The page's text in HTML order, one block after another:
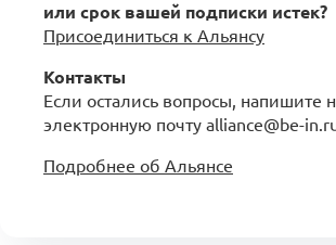
или срок вашей подписки истек?
Присоединиться к Альянсу
Контакты
Если остались вопросы, напишите
электронную почту alliance@be-
Подробнее об Альянсе